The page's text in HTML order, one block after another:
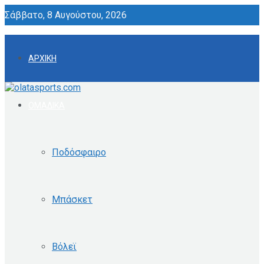
Σάββατο, 8 Αυγούστου, 2026
ΑΡΧΙΚΗ
Ποδόσφαιρο
Μπάσκετ
Βόλεϊ